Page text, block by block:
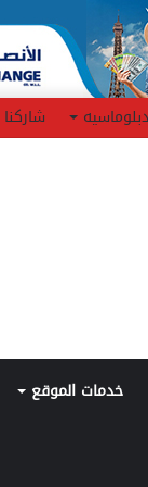
شاركنا
خدمات الموقع